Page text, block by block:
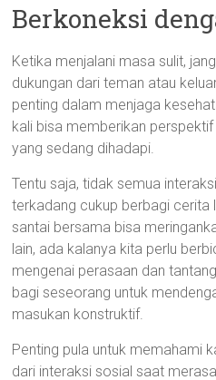
Berkoneksi
Ketika menjalani masa sulit,
dukungan dari teman atau
penting dalam menjaga
kali bisa memberikan
yang sedang dihadapi.
Tentu saja, tidak semua
terkadang cukup berbagi cerita
santai bersama bisa
lain, ada kalanya kita perlu
mengenai perasaan dan
bagi seseorang untuk
masukan konstruktif.
Penting pula untuk memahami
dari interaksi sosial saat